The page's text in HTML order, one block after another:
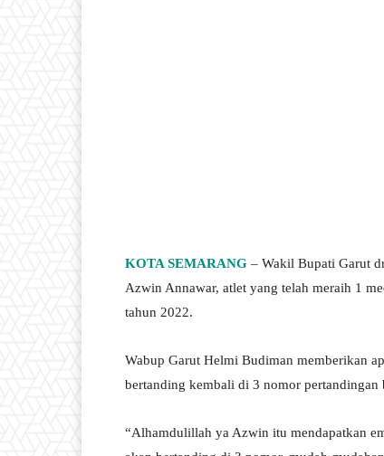
KOTA SEMARANG – Wakil Bupati Garut
Azwin Annawar, atlet yang telah meraih 1
tahun 2022.
Wabup Garut Helmi Budiman memberikan
bertanding kembali di 3 nomor
“Alhamdulillah ya Azwin itu mendapatkan